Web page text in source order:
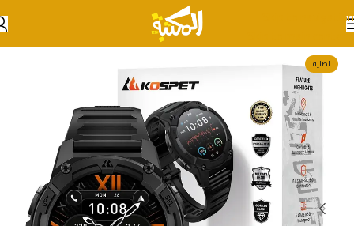
Skip to navigation
Skip to main content
اصليه